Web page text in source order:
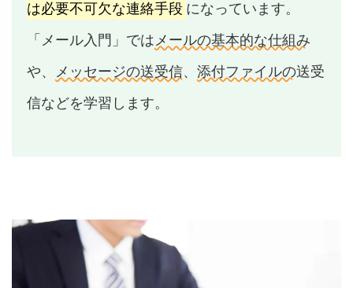
は必要不可欠な連絡手段 になっています。
「メール入門」ではメールの基本的な仕組み
や、 メッセージの送受信、添付ファイルの送受
信などを学習します。